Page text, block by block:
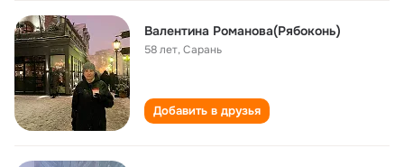
Валентина Романова(Рябоконь)
58 лет,Сарань
Добавить в друзья